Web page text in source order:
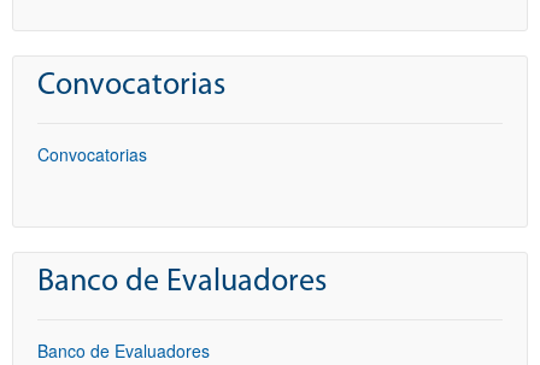
Convocatorias
Convocatorias
Banco de Evaluadores
Banco de Evaluadores